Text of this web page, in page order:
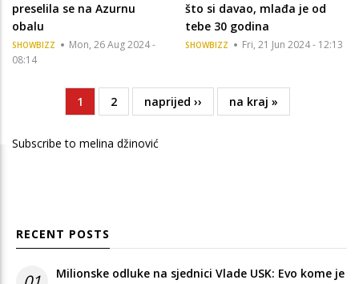
preselila se na Azurnu
obalu
SHOWBIZZ
Mon, 26 Aug 2024 -
08:14
što si davao, mlađa je od
tebe 30 godina
SHOWBIZZ Fri, 21 Jun 2024 - 12:13
PaginationCurrent
page
1 Page
2
Next
page
naprijed ››
Last
page
na kraj »
Subscribe to melina džinović
RECENT POSTS
Milionske odluke na sjednici Vlade USK: Evo kome je